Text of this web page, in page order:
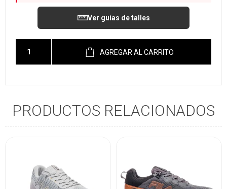
Ver guías de talles
AGREGAR AL CARRITO
PRODUCTOS RELACIONADOS